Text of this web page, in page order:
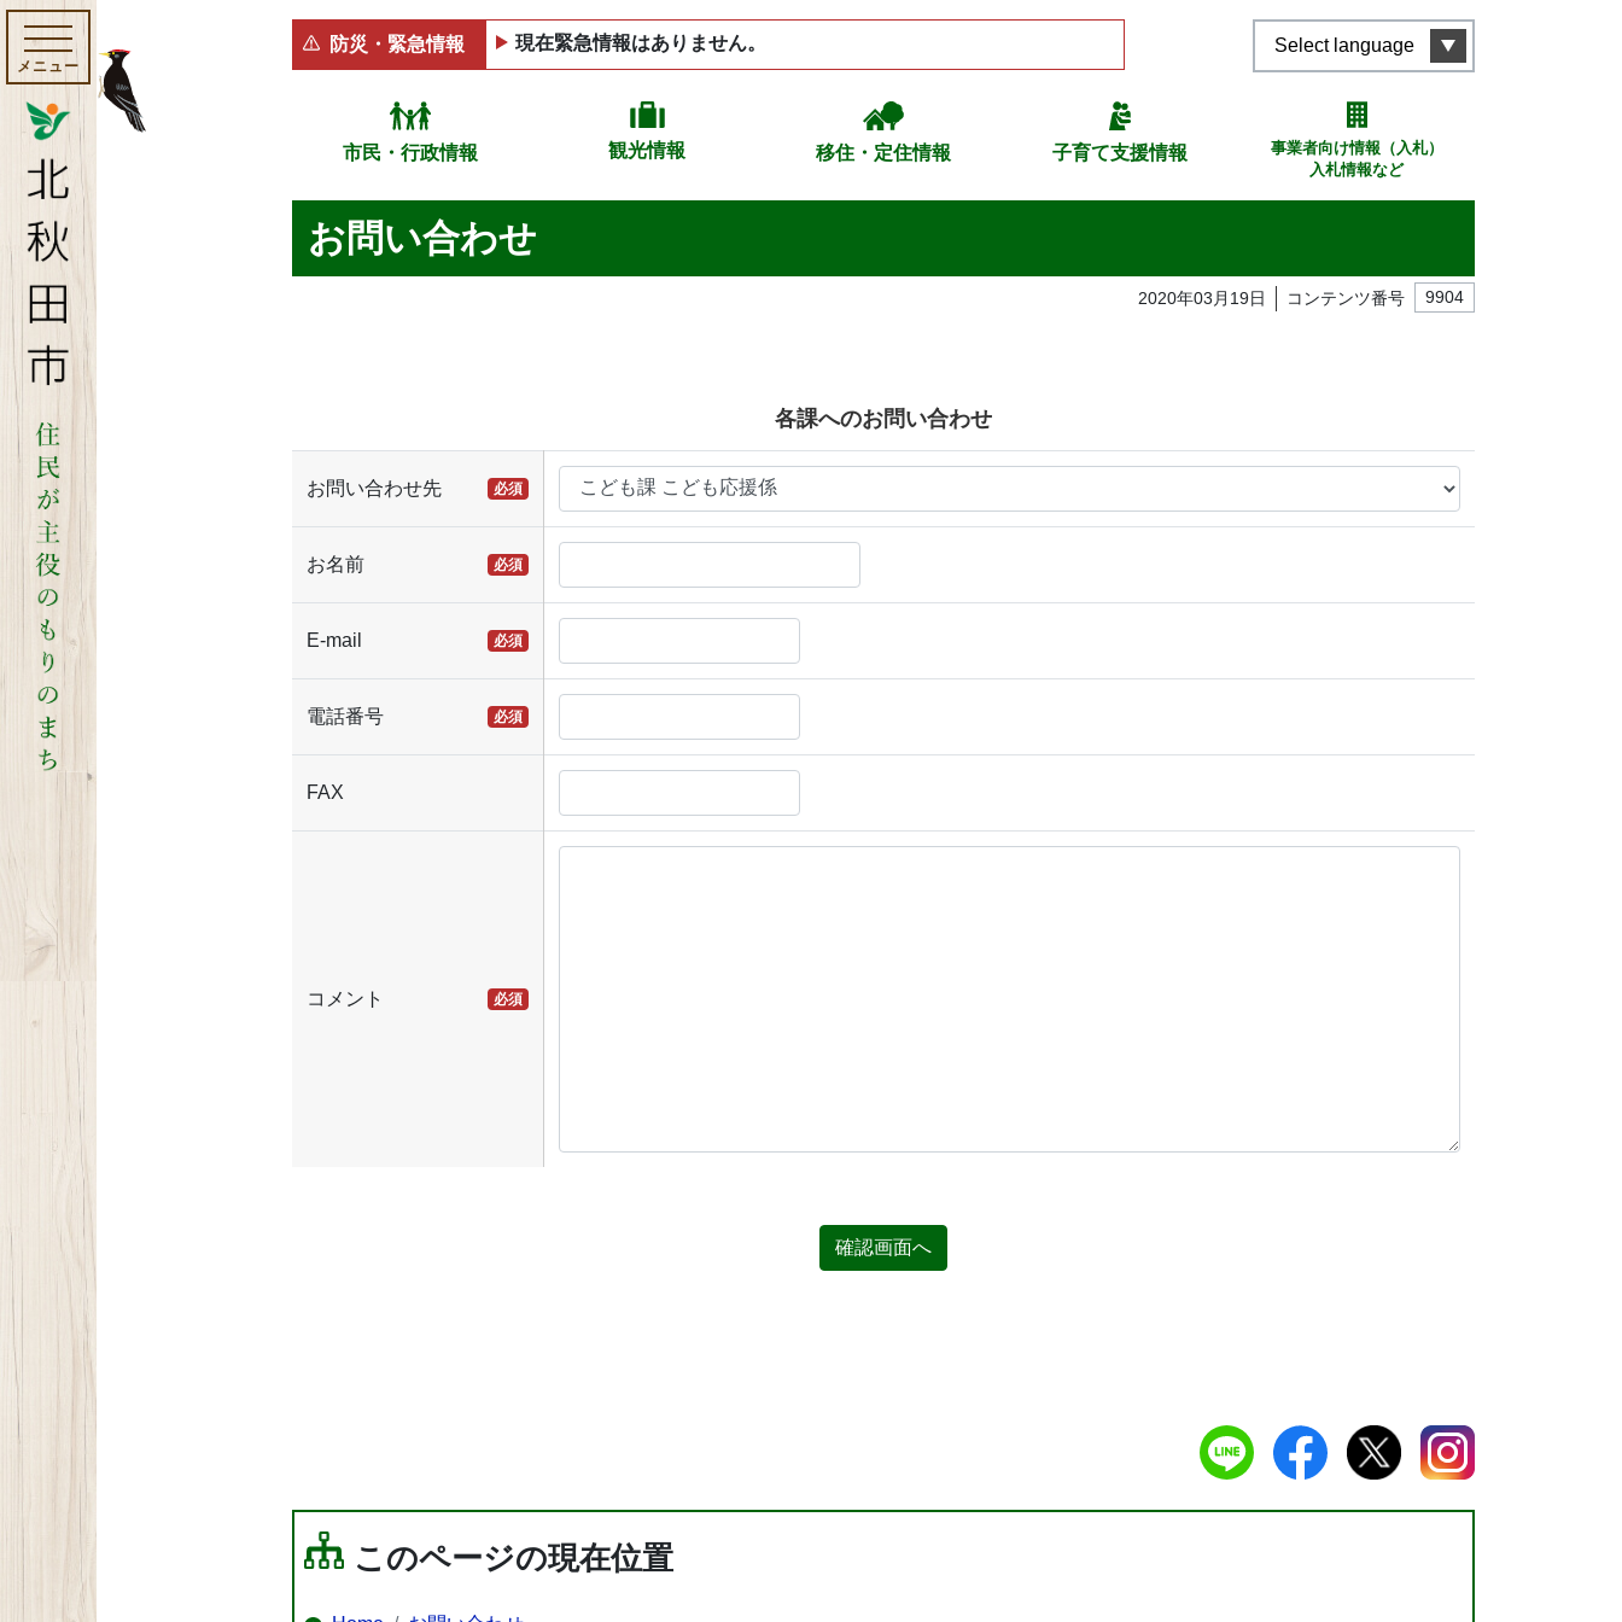
メニュー
防災・緊急情報 現在緊急情報はありません。 Select language
市民・行政情報 観光情報 移住・定住情報 子育て支援情報
事業者向け情報（入札）
入札情報など
お問い合わせ
2020年03月19日 コンテンツ番号 9904
各課へのお問い合わせ
お問い合わせ先 必須
お名前 必須
E-mail 必須
電話番号 必須
FAX
コメント 必須
確認画面へ
このページの現在位置